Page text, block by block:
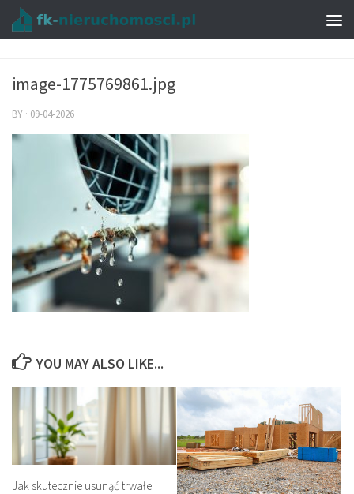
image-1775769861.jpg
BY · 09-04-2026
YOU MAY ALSO LIKE...
Jak skutecznie usunąć trwałe